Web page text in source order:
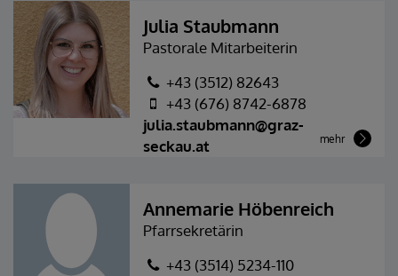
Julia Staubmann
Pastorale Mitarbeiterin
+43 (3512) 82643
+43 (676) 8742-6878
julia.staubmann@graz-
seckau.at
mehr
Annemarie Höbenreich
Pfarrsekretärin
+43 (3514) 5234-110